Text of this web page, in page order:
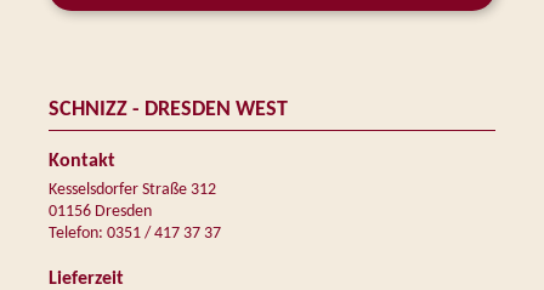
SCHNIZZ - DRESDEN WEST
Kontakt
Kesselsdorfer Straße 312
01156 Dresden
Telefon: 0351 / 417 37 37
Lieferzeit